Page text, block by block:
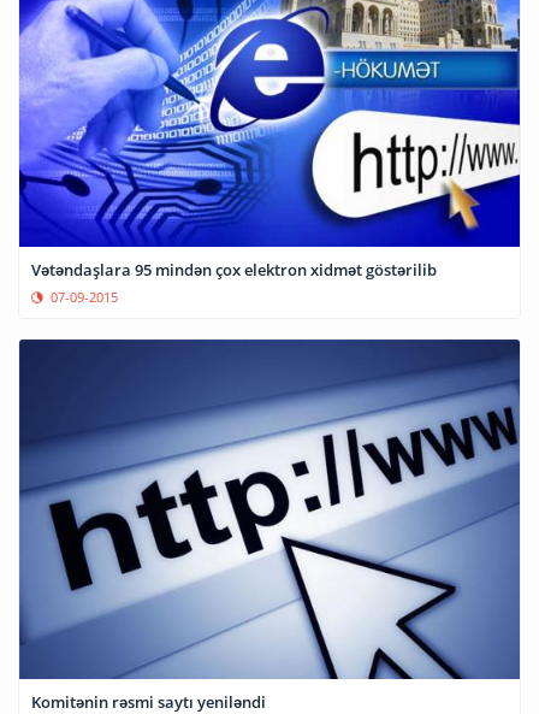
Vətəndaşlara 95 mindən çox elektron xidmət göstərilib
07-09-2015
Komitənin rəsmi saytı yeniləndi